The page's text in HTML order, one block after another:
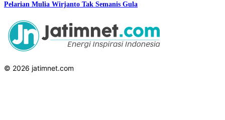
Pelarian Mulia Wirjanto Tak Semanis Gula
© 2026 jatimnet.com